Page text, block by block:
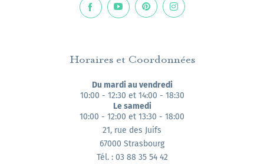
Horaires et Coordonnées
Du mardi au vendredi
10:00 - 12:30 et 14:00 - 18:30
Le samedi
10:00 - 12:00 et 13:30 - 18:00
21, rue des Juifs
67000 Strasbourg
Tél. : 03 88 35 54 42